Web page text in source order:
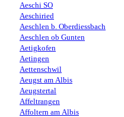
Aeschi SO
Aeschiried
Aeschlen b. Oberdiessbach
Aeschlen ob Gunten
Aetigkofen
Aetingen
Aettenschwil
Aeugst am Albis
Aeugstertal
Affeltrangen
Affoltern am Albis